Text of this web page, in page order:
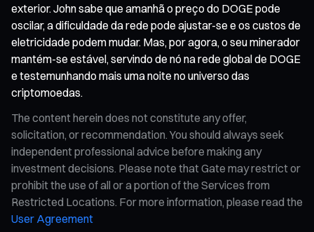
exterior. John sabe que amanhã o preço do DOGE pode
oscilar, a dificuldade da rede pode ajustar-se e os custos de
eletricidade podem mudar. Mas, por agora, o seu minerador
mantém-se estável, servindo de nó na rede global de DOGE
e testemunhando mais uma noite no universo das
criptomoedas.
The content herein does not constitute any offer,
solicitation, or recommendation. You should always seek
independent professional advice before making any
investment decisions. Please note that Gate may restrict or
prohibit the use of all or a portion of the Services from
Restricted Locations. For more information, please read the
User Agreement